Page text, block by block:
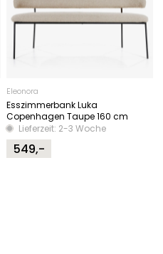
Eleonora
Esszimmerbank Luka
Copenhagen Taupe 160 cm
Lieferzeit: 2-3 Woche
549,-